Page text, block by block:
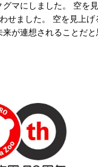
グマにしました。 空を
せました。 空を見上
が連想されることだ